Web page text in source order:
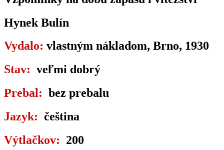
Hynek Bulín
Vydalo: vlastným nákladom, Brno, 1930
Stav: veľmi dobrý
Prebal: bez prebalu
Jazyk: čeština
Výtlačkov: 200